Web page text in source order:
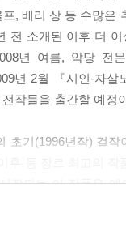
덤이 있었다…
, 베리 상 등 수많은
전 소개된 이후 더
년 여름, 악당
년 2월 『시인-자
작들을 출간할 예정
초기(1996년작) 걸
작되는 이 작품은
인 포의 시구, 마지